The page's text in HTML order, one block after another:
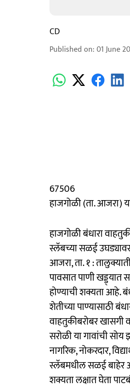
CD
Published on:01 June
67506
हाजगोळी (ता. आजरा)
हाजगोळी बंधारा
स्लॅबच्या सळई
आजरा, ता. १ :
पावसात पाणी खड्ड्यात
होण्याची शक्यता आहे.
शेतीच्या पाण्यासाठी
वाहतुकीबरोबर खासगी
सरोळी या गावांची
नागरिक, नोकरदार,
स्लॅबमधील सळई बाहेर
शक्यता लक्षात घेता